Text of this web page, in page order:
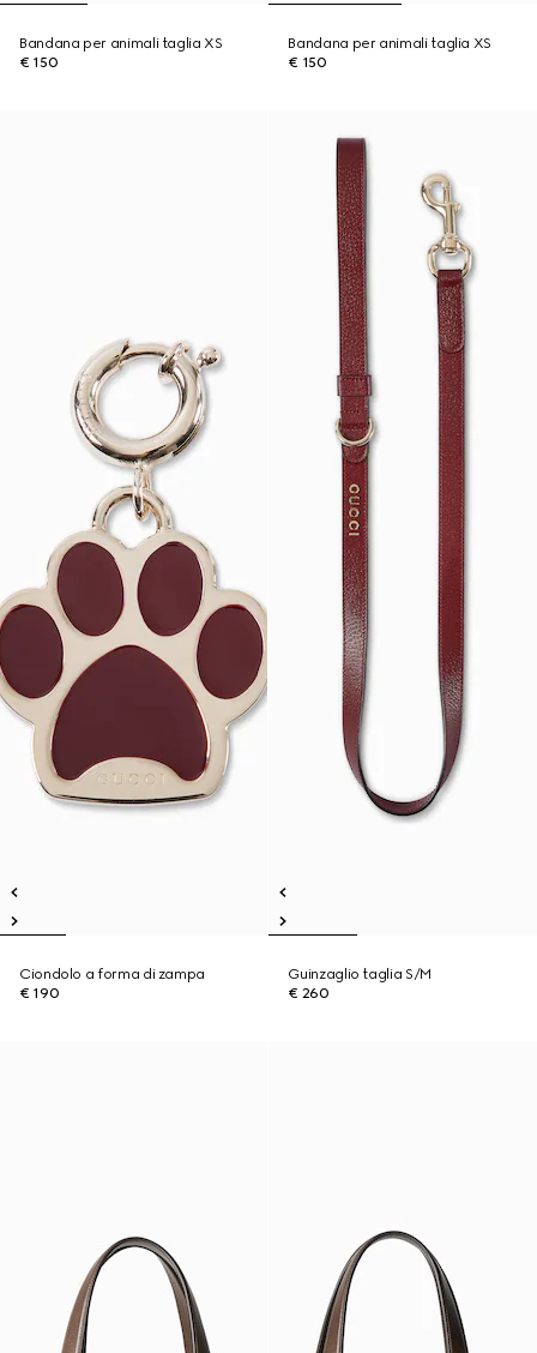
Bandana per animali taglia XS
€ 150
Bandana per animali taglia XS
€ 150
Ciondolo a forma di zampa
€ 190
Guinzaglio taglia S/M
€ 260